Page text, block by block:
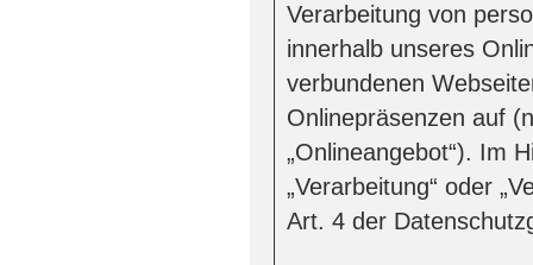
Verarbeitung von
innerhalb unseres
verbundenen
Onlinepräsenzen auf
„Onlineangebot“). Im
„Verarbeitung“ oder
Art. 4 der